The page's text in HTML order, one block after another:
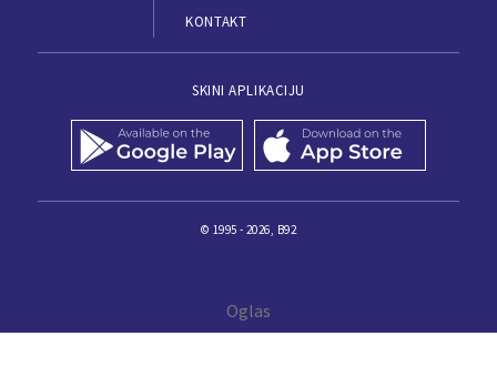
KONTAKT
SKINI APLIKACIJU
© 1995 - 2026, B92